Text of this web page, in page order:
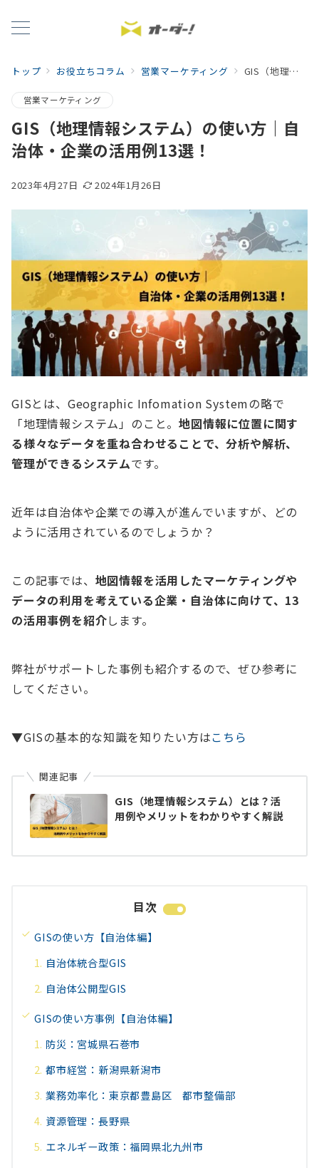
トップ お役立ちコラム 営業マーケティング GIS（地理情報システム）の使い方｜自治体・企業の活用例13選！
営業マーケティング
GIS（地理情報システム）の使い方｜自
治体・企業の活用例13選！
2023年4月27日 2024年1月26日
GISとは、Geographic Infomation Systemの略で
「地理情報システム」のこと。地図情報に位置に関す
る様々なデータを重ね合わせることで、分析や解析、
管理ができるシステムです。
近年は自治体や企業での導入が進んでいますが、どの
ように活用されているのでしょうか？
この記事では、 地図情報を活用したマーケティングや
データの利用を考えている企業・自治体に向けて、13
の活用事例を紹介します。
弊社がサポートした事例も紹介するので、ぜひ参考に
してください。
▼GISの基本的な知識を知りたい方はこちら
関連記事
GIS（地理情報システム）とは？活
用例やメリットをわかりやすく解説
目次
GISの使い方【自治体編】
自治体統合型GIS
自治体公開型GIS
GISの使い方事例【自治体編】
防災：宮城県石巻市
都市経営：新潟県新潟市
業務効率化：東京都豊島区 都市整備部
資源管理：長野県
エネルギー政策：福岡県北九州市